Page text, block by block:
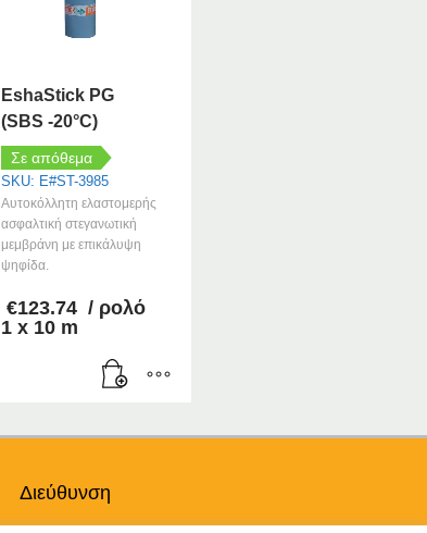
EshaStick PG
(SBS -20°C)
Σε απόθεμα
SKU: E#ST-3985
Αυτοκόλλητη ελαστομερής
ασφαλτική στεγανωτική
μεμβράνη με επικάλυψη
ψηφίδα.
€123.74 / ρολό
1 x 10 m
Διεύθυνση